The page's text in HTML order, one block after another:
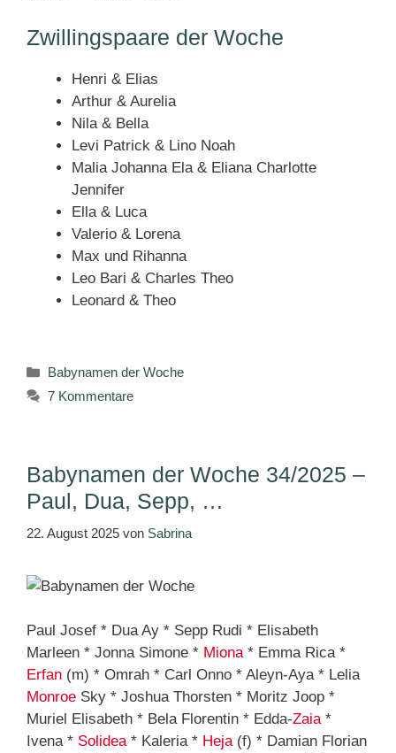
Zwillingspaare der Woche
Henri & Elias
Arthur & Aurelia
Nila & Bella
Levi Patrick & Lino Noah
Malia Johanna Ela & Eliana Charlotte
Jennifer
Ella & Luca
Valerio & Lorena
Max und Rihanna
Leo Bari & Charles Theo
Leonard & Theo
Kategorien
Babynamen der Woche
7 Kommentare
Babynamen der Woche 34/2025 –
Paul, Dua, Sepp, …
22. August 2025 von Sabrina
Paul Josef * Dua Ay * Sepp Rudi * Elisabeth
Marleen * Jonna Simone * Miona* Emma Rica *
Erfan (m) * Omrah * Carl Onno * Aleyn-Aya * Lelia
Monroe Sky * Joshua Thorsten * Moritz Joop *
Muriel Elisabeth * Bela Florentin * Edda-Zaia*
Ivena * Solidea* Kaleria * Heja(f) * Damian Florian